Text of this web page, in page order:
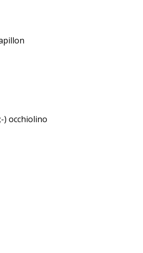
) occhiolino